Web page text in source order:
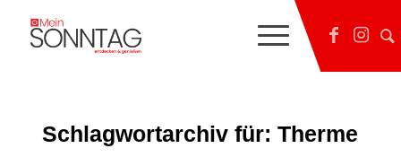
Schlagwortarchiv für:Therme